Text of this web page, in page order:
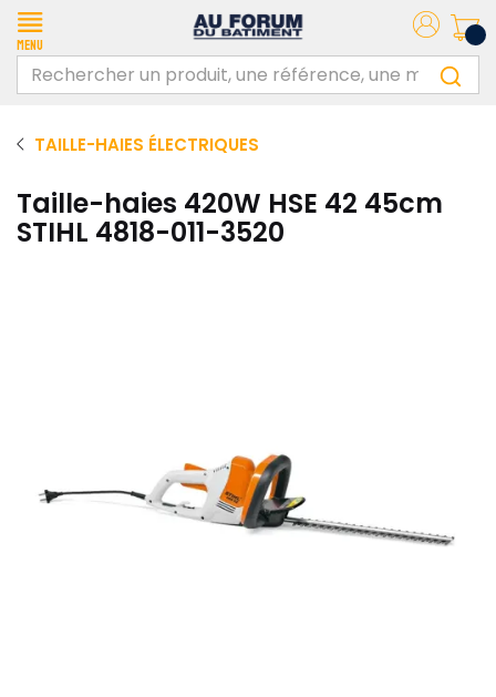
Menu
TAILLE-HAIES ÉLECTRIQUES
Taille-haies 420W HSE 42 45cm
STIHL 4818-011-3520